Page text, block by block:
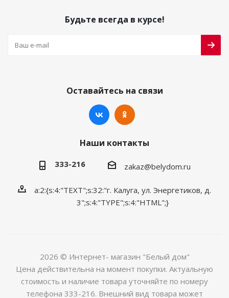
Будьте всегда в курсе!
Оставайтесь на связи
Наши контакты
333-216 zakaz@belydom.ru
a:2:{s:4:"TEXT";s:32:"г. Калуга, ул. Энергетиков, д.
3";s:4:"TYPE";s:4:"HTML";}
2026 © Интернет- магазин "Белый дом"
Цена действительна на момент покупки. Актуальную
стоимость и наличие товара уточняйте по номеру
телефона 333-216. Внешний вид товара может